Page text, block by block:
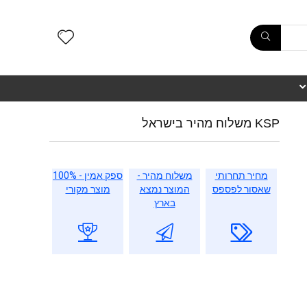
KSP משלוח מהיר בישראל
מחיר תחרותי
שאסור לפספס
משלוח מהיר -
המוצר נמצא
בארץ
ספק אמין - 100%
מוצר מקורי